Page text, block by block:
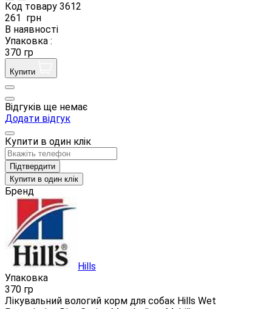
Код товару 3612
261
грн
В наявності
Упаковка :
370 гр
Купити
Відгуків ще немає
Додати відгук
Купити в один клік
Підтвердити
Купити в один клік
Бренд
Hills
Упаковка
370 гр
Лікувальний вологий корм для собак Hills Wet